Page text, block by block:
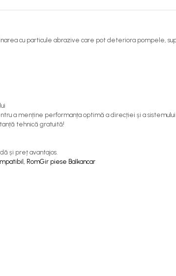
cu particule abrazive care pot deteriora pompele,
a menține performanța optimă a direcției și a
tehnică gratuită!
și preț avantajos.
RomGir piese Balkancar